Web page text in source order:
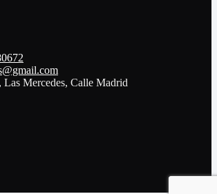
Las Mercedes, Calle Madrid